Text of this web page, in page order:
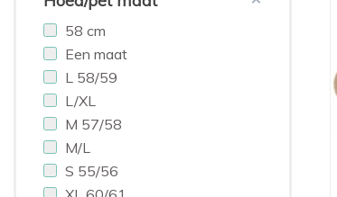
58 cm
Een maat
L 58/59
L/XL
M 57/58
M/L
S 55/56